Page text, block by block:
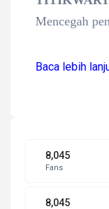
Mencegah
Baca lebih
8,045
Fans
8,045